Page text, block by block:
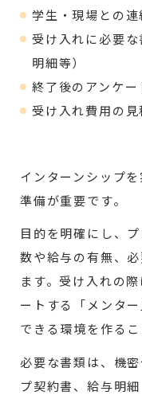
学生・現場との連
受け入れに必要
明細等）
終了後のアンケー
受け入れ費用の見
インターンシップ
準備が重要です。
目的を明確にし、
数や給与の有無、
ます。受け入れの
ートする「メンタ
できる環境を作るこ
必要な書類は、機
プ契約書、給与明